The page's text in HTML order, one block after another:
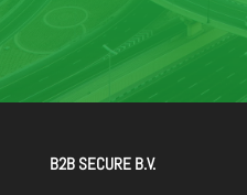
B2B SECURE B.V.